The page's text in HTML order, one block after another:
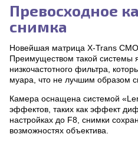
Превосходное
снимка
Новейшая матрица X-Trans
Преимуществом такой системы
низкочастотного фильтра,
муара, что не лучшим образом
Камера оснащена системой
эффектов, таких как эффект
настройках до F8, снимки
возможностях объектива.